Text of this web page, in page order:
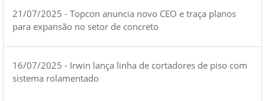
21/07/2025 - Topcon anuncia novo CEO e traça planos
para expansão no setor de concreto
16/07/2025 - Irwin lança linha de cortadores de piso com
sistema rolamentado